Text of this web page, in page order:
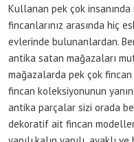
Kullanan pek çok
fincanlarınız arasında hiç
evlerinde bulunanlardan.
antika satan mağazaları
mağazalarda pek çok fincan
fincan koleksiyonunun
antika parçalar sizi orada
dekoratif ait fincan